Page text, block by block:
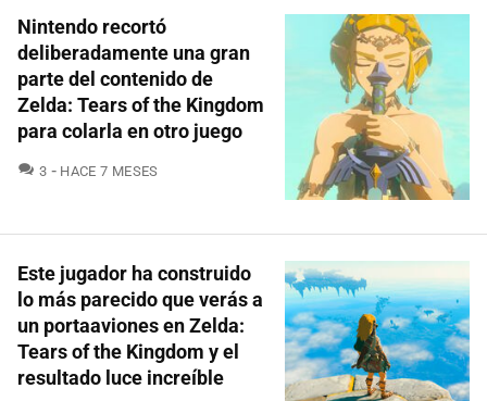
Nintendo recortó
deliberadamente una gran
parte del contenido de
Zelda: Tears of the Kingdom
para colarla en otro juego
3 COMENTARIOS
HACE 7 MESES
Este jugador ha construido
lo más parecido que verás a
un portaaviones en Zelda:
Tears of the Kingdom y el
resultado luce increíble